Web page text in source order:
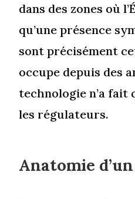
dans des zones où
qu’une présence
sont précisément
occupe depuis des
technologie n’a fait
les régulateurs.
Anatomie